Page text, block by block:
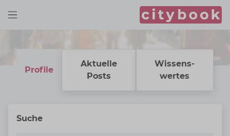
Profile
Aktuelle
Posts
Wissens­
wertes
Suche